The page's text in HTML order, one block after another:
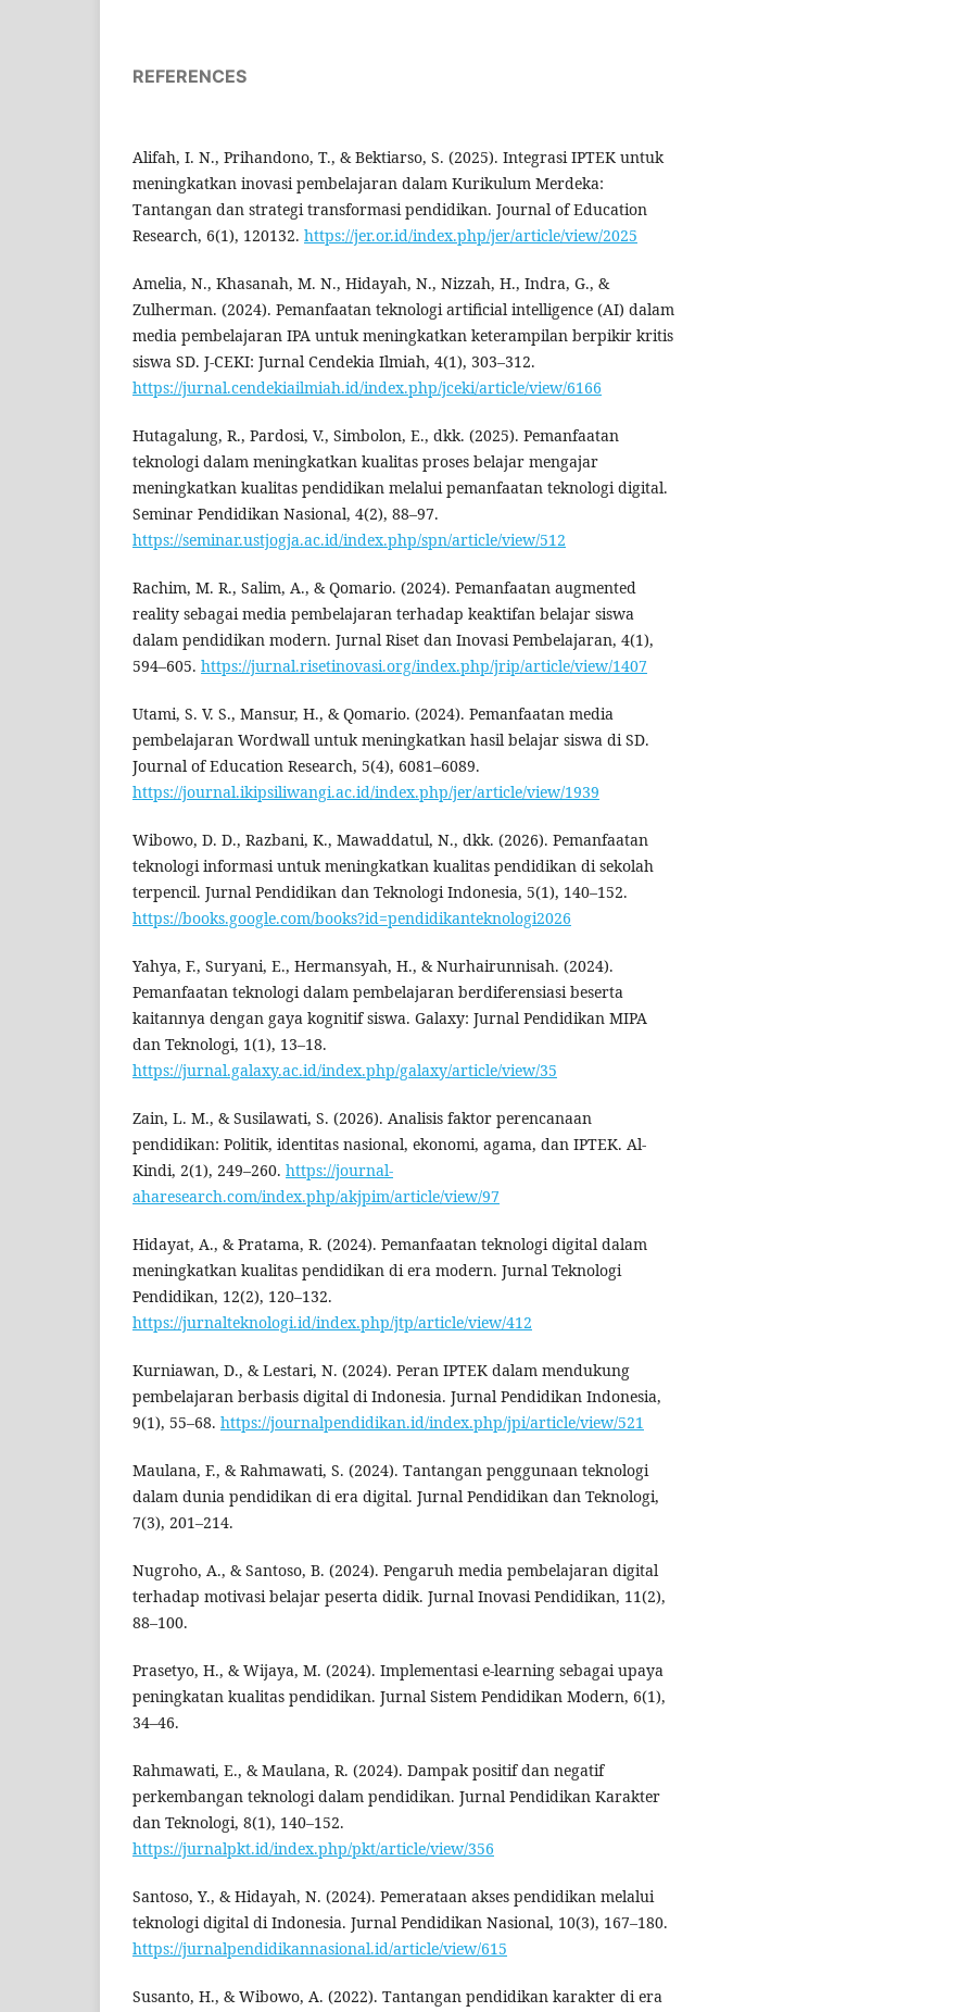
REFERENCES
Alifah, I. N., Prihandono, T., & Bektiarso, S. (2025). Integrasi IPTEK untuk
meningkatkan inovasi pembelajaran dalam Kurikulum Merdeka:
Tantangan dan strategi transformasi pendidikan. Journal of Education
Research, 6(1), 120132. https://jer.or.id/index.php/jer/article/view/2025
Amelia, N., Khasanah, M. N., Hidayah, N., Nizzah, H., Indra, G., &
Zulherman. (2024). Pemanfaatan teknologi artificial intelligence (AI) dalam
media pembelajaran IPA untuk meningkatkan keterampilan berpikir kritis
siswa SD. J-CEKI: Jurnal Cendekia Ilmiah, 4(1), 303–312.
https://jurnal.cendekiailmiah.id/index.php/jceki/article/view/6166
Hutagalung, R., Pardosi, V., Simbolon, E., dkk. (2025). Pemanfaatan
teknologi dalam meningkatkan kualitas proses belajar mengajar
meningkatkan kualitas pendidikan melalui pemanfaatan teknologi digital.
Seminar Pendidikan Nasional, 4(2), 88–97.
https://seminar.ustjogja.ac.id/index.php/spn/article/view/512
Rachim, M. R., Salim, A., & Qomario. (2024). Pemanfaatan augmented
reality sebagai media pembelajaran terhadap keaktifan belajar siswa
dalam pendidikan modern. Jurnal Riset dan Inovasi Pembelajaran, 4(1),
594–605. https://jurnal.risetinovasi.org/index.php/jrip/article/view/1407
Utami, S. V. S., Mansur, H., & Qomario. (2024). Pemanfaatan media
pembelajaran Wordwall untuk meningkatkan hasil belajar siswa di SD.
Journal of Education Research, 5(4), 6081–6089.
https://journal.ikipsiliwangi.ac.id/index.php/jer/article/view/1939
Wibowo, D. D., Razbani, K., Mawaddatul, N., dkk. (2026). Pemanfaatan
teknologi informasi untuk meningkatkan kualitas pendidikan di sekolah
terpencil. Jurnal Pendidikan dan Teknologi Indonesia, 5(1), 140–152.
https://books.google.com/books?id=pendidikanteknologi2026
Yahya, F., Suryani, E., Hermansyah, H., & Nurhairunnisah. (2024).
Pemanfaatan teknologi dalam pembelajaran berdiferensiasi beserta
kaitannya dengan gaya kognitif siswa. Galaxy: Jurnal Pendidikan MIPA
dan Teknologi, 1(1), 13–18.
https://jurnal.galaxy.ac.id/index.php/galaxy/article/view/35
Zain, L. M., & Susilawati, S. (2026). Analisis faktor perencanaan
pendidikan: Politik, identitas nasional, ekonomi, agama, dan IPTEK. Al-
Kindi, 2(1), 249–260. https://journal-
aharesearch.com/index.php/akjpim/article/view/97
Hidayat, A., & Pratama, R. (2024). Pemanfaatan teknologi digital dalam
meningkatkan kualitas pendidikan di era modern. Jurnal Teknologi
Pendidikan, 12(2), 120–132.
https://jurnalteknologi.id/index.php/jtp/article/view/412
Kurniawan, D., & Lestari, N. (2024). Peran IPTEK dalam mendukung
pembelajaran berbasis digital di Indonesia. Jurnal Pendidikan Indonesia,
9(1), 55–68. https://journalpendidikan.id/index.php/jpi/article/view/521
Maulana, F., & Rahmawati, S. (2024). Tantangan penggunaan teknologi
dalam dunia pendidikan di era digital. Jurnal Pendidikan dan Teknologi,
7(3), 201–214.
Nugroho, A., & Santoso, B. (2024). Pengaruh media pembelajaran digital
terhadap motivasi belajar peserta didik. Jurnal Inovasi Pendidikan, 11(2),
88–100.
Prasetyo, H., & Wijaya, M. (2024). Implementasi e-learning sebagai upaya
peningkatan kualitas pendidikan. Jurnal Sistem Pendidikan Modern, 6(1),
34–46.
Rahmawati, E., & Maulana, R. (2024). Dampak positif dan negatif
perkembangan teknologi dalam pendidikan. Jurnal Pendidikan Karakter
dan Teknologi, 8(1), 140–152.
https://jurnalpkt.id/index.php/pkt/article/view/356
Santoso, Y., & Hidayah, N. (2024). Pemerataan akses pendidikan melalui
teknologi digital di Indonesia. Jurnal Pendidikan Nasional, 10(3), 167–180.
https://jurnalpendidikannasional.id/article/view/615
Susanto, H., & Wibowo, A. (2022). Tantangan pendidikan karakter di era